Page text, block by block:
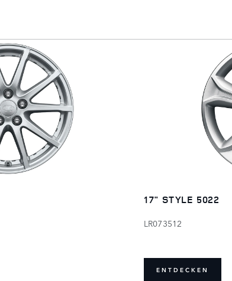
17" STYLE 5022
LR073512
ENTDECKEN